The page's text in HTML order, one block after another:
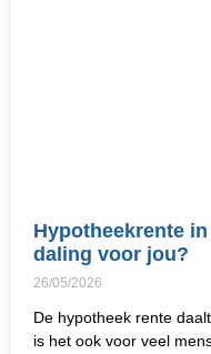
Hypotheekrente
daling voor jou?
26/05/2026
De hypotheek rente
is het ook voor veel